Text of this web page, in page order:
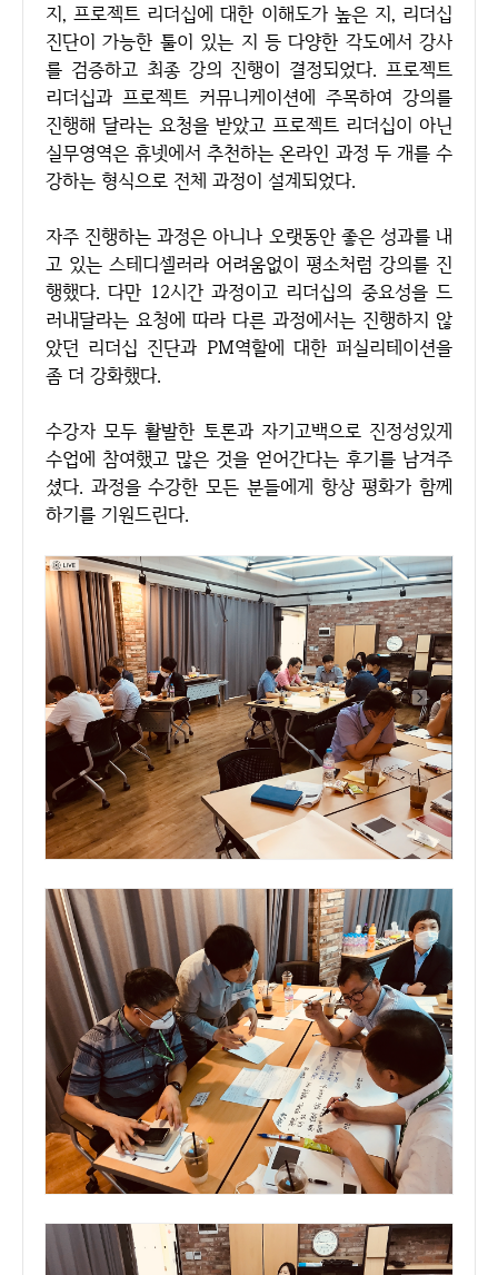
지, 프로젝트 리더십에 대한 이해도가 높은 지, 리더십
진단이 가능한 툴이 있는 지 등 다양한 각도에서 강사
를 검증하고 최종 강의 진행이 결정되었다. 프로젝트
리더십과 프로젝트 커뮤니케이션에 주목하여 강의를
진행해 달라는 요청을 받았고 프로젝트 리더십이 아닌
실무영역은 휴넷에서 추천하는 온라인 과정 두 개를 수
강하는 형식으로 전체 과정이 설계되었다.
자주 진행하는 과정은 아니나 오랫동안 좋은 성과를 내
고 있는 스테디셀러라 어려움없이 평소처럼 강의를 진
행했다. 다만 12시간 과정이고 리더십의 중요성을 드
러내달라는 요청에 따라 다른 과정에서는 진행하지 않
았던 리더십 진단과 PM역할에 대한 퍼실리테이션을
좀 더 강화했다.
수강자 모두 활발한 토론과 자기고백으로 진정성있게
수업에 참여했고 많은 것을 얻어간다는 후기를 남겨주
셨다. 과정을 수강한 모든 분들에게 항상 평화가 함께
하기를 기원드린다.